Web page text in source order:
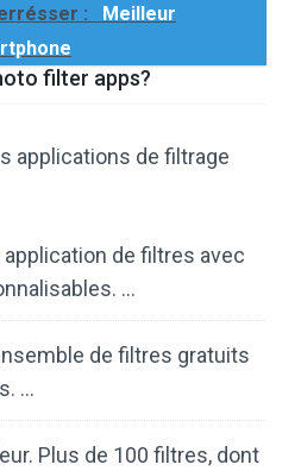
:
Meilleur
filter apps?
applications de filtrage
application de filtres avec
…
de filtres gratuits
…
Plus de 100 filtres, dont